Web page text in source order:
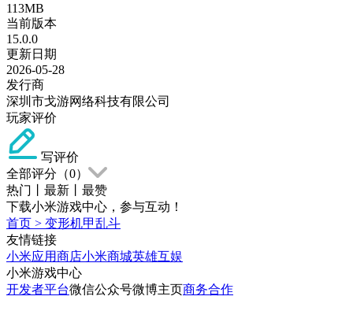
113MB
当前版本
15.0.0
更新日期
2026-05-28
发行商
深圳市戈游网络科技有限公司
玩家评价
写评价
全部评分（0）
热门
最新
最赞
下载小米游戏中心，参与互动！
首页 > 变形机甲乱斗
友情链接
小米应用商店小米商城英雄互娱
小米游戏中心
开发者平台微信公众号微博主页商务合作